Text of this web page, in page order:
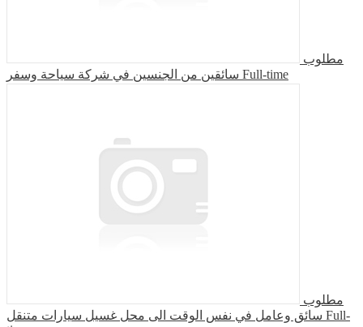
مطلوب
سائقين من الجنسين في شركة سياحة وسفر Full-time
مطلوب
سائق وعامل في نفس الوقت الى محل غسيل سيارات متنقل Full-